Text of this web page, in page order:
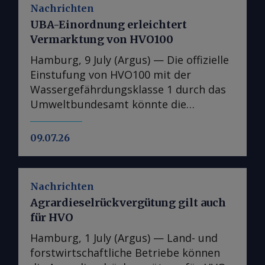
Nachrichten
09.07.26
UBA-Einordnung erleichtert
Vermarktung von HVO100
Hamburg, 9 July (Argus) — Die offizielle
Einstufung von HVO100 mit der
Wassergefährdungsklasse 1 durch das
Umweltbundesamt könnte die
Verfügbarkeit des Kraftstoffs an
Tankstellen in Deutschland erhöhen.
Tankstellen erleichtern wird. Das
Umbweltbundesamt (UBA) hat HVO100
in der Rigoletto-Datenbank unter der
Eintragsnummer 9166 mit der
Wassergefährungsklasse (WGK) 1
Nachrichten
Agrardieselrückvergütung gilt auch
für HVO
Hamburg, 1 July (Argus) — Land- und
forstwirtschaftliche Betriebe können